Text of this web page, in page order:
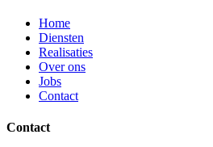
Home
Diensten
Realisaties
Over ons
Jobs
Contact
Contact